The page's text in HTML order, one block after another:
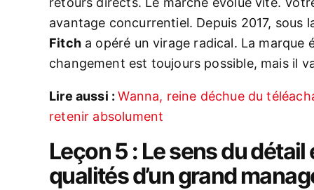
avantage concurrentiel. Depuis 2017,
Fitcha opéré un virage radical. La marque
changement est toujours possible, mais il
Lire aussi :Wanna, reine déchue du
retenir absolument
Leçon 5 : Le sens du
qualités d’un grand